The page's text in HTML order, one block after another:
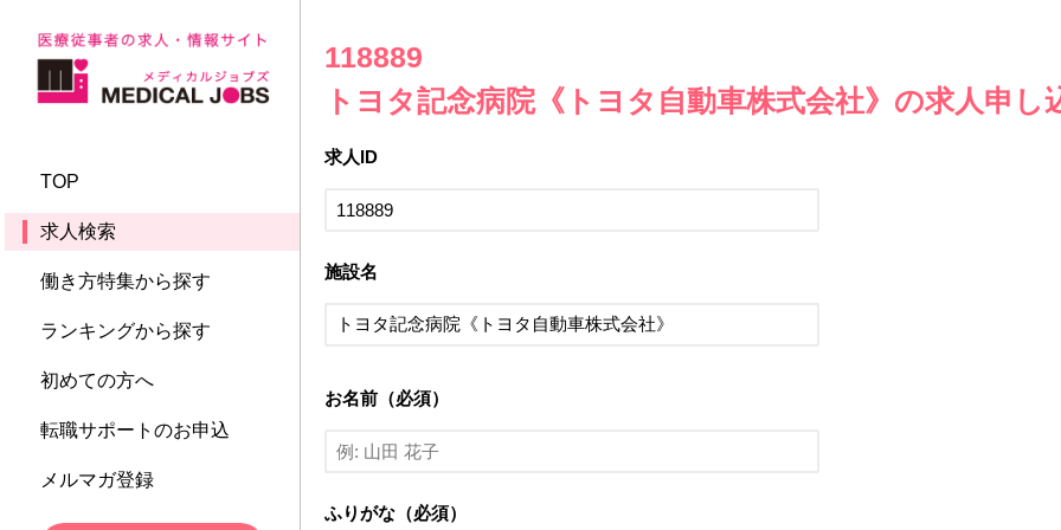
TOP
求人検索
働き方特集から探す
ランキングから探す
初めての方へ
転職サポートのお申込
メルマガ登録
118889
トヨタ記念病院《トヨタ自動車株式会社》の求人申し
求人ID
施設名
お名前（必須）
ふりがな（必須）